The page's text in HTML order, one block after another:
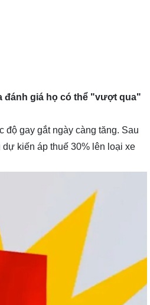
đánh giá họ có thể "vượt qua"
độ gay gắt ngày càng tăng. Sau
dự kiến ​​áp thuế 30% lên loại xe